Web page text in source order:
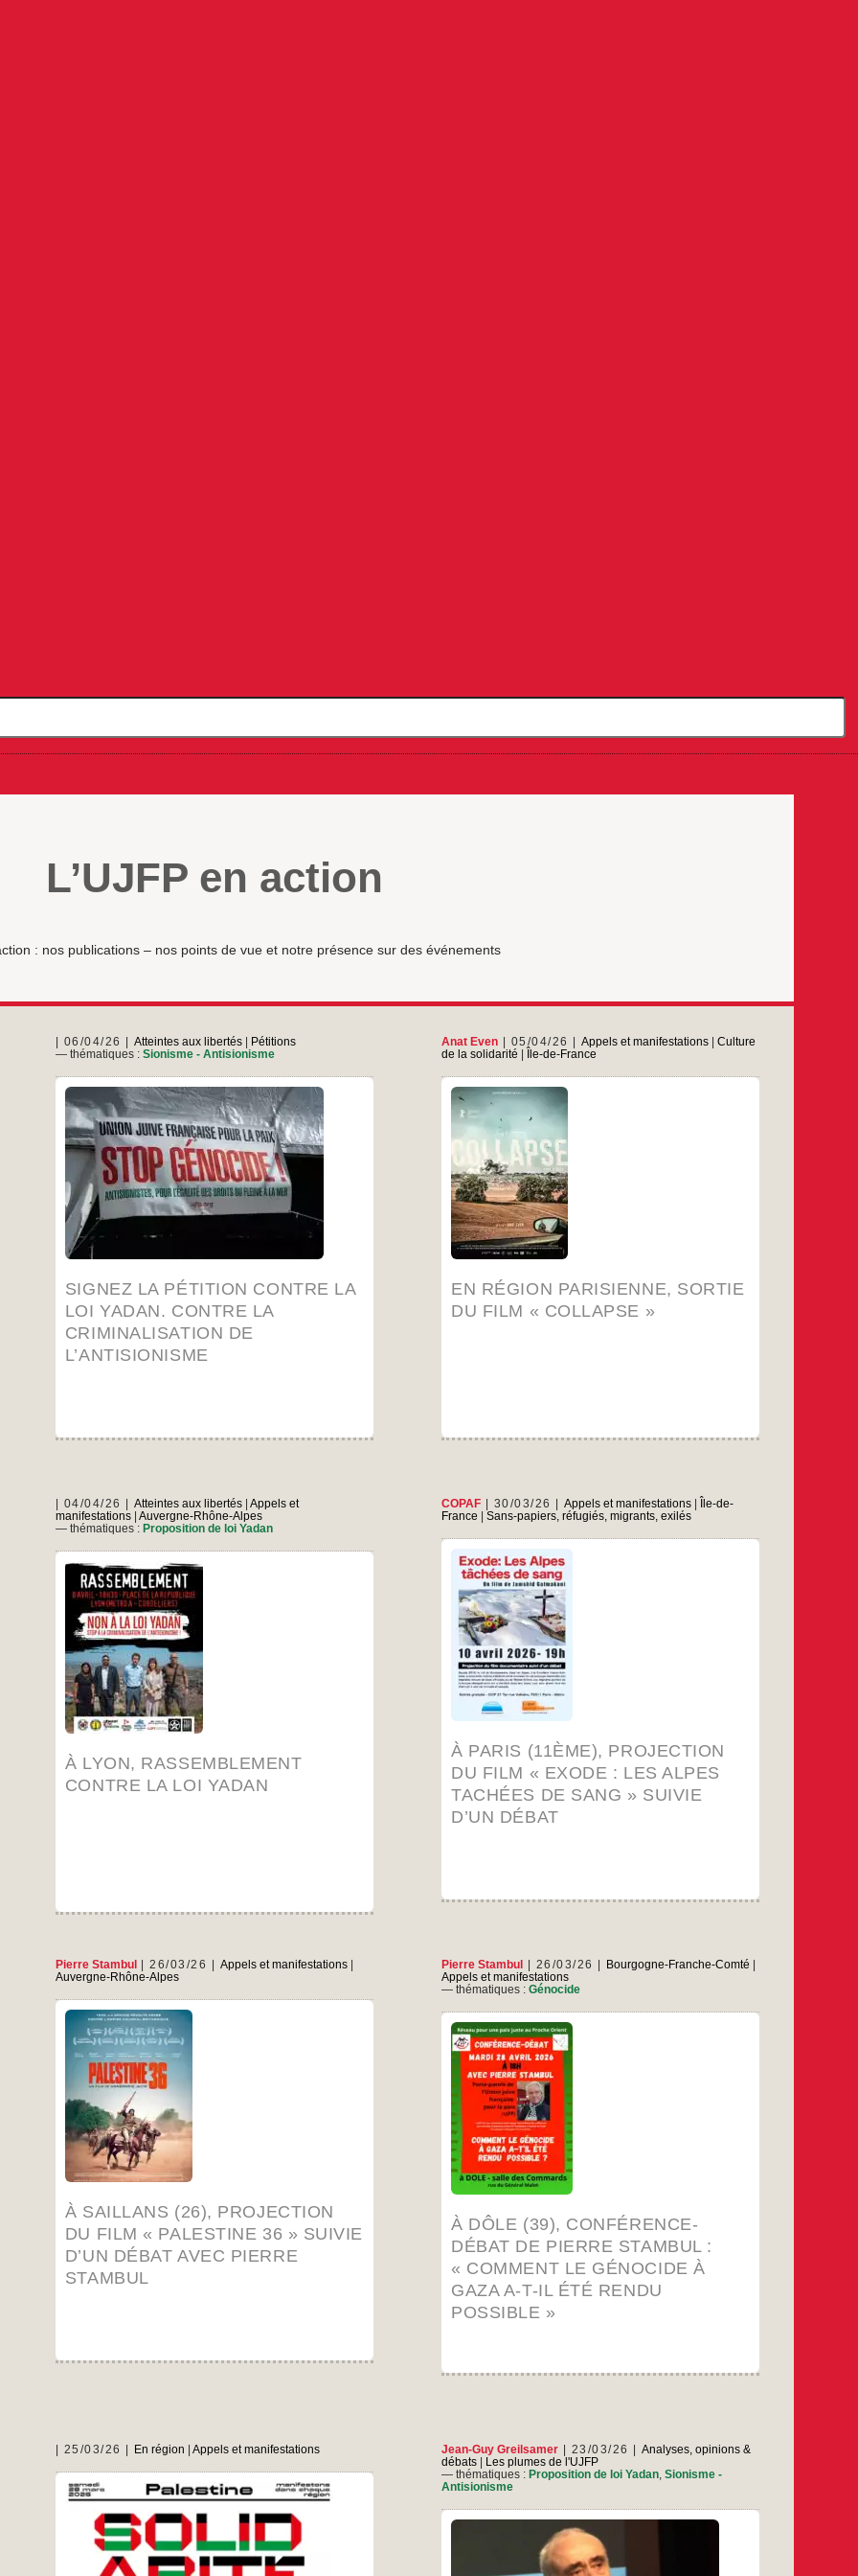
L’UJFP en action
: nos publications – nos points de vue et notre présence sur des événements
06/04/26 Atteintes aux libertés
Pétitions
— thématiques : Sionisme - Antisionisme
SIGNEZ LA PÉTITION CONTRE LA
LOI YADAN. CONTRE LA
CRIMINALISATION DE
L’ANTISIONISME
https://petitions.assemblee-
nationale.fr/initiatives/i-5158 ici La proposition de
loi de la députée Caroline Yadan vise à
criminaliser les critiques de l’État israélien et sa
politique en instrumentalisant la lutte contre
l’antisémitisme. Elle entend forcer les milieux
académiques, médiatiques et citoyens à
l’autocensure alors même que la survie du
peuple palestinien n’a jamais été
…
Signez
pétition
la
loi
Yadan.
Contre
la
criminalisation
Anat Even 05/04/26 Appels et manifestations |Culture
de la solidarité
Île-de-France
EN RÉGION PARISIENNE, SORTIE
DU FILM « COLLAPSE »
Bientôt en salles, ce film dont l’UJFP participe à
la promotion : COLLAPSE (Effondrement) de la
Even (documentaire 2026 / 79’ / hébreu-anglais
VOSTFR / Scénario : Anat Even, Oron Adar,
Ariel Cypel), dans les cinémas le 6 mai
FILMS : https://www.jhrfilms.com/catalogue/collapse
Première mondiale : Festival international du
film de Berlin (Forum) 2026. Ce film a
…
En
région
sortie
du
film
04/04/26 Atteintes aux libertés |Appels et
manifestations| Auvergne-Rhône-Alpes
— thématiques : Proposition de loi Yadan
À LYON, RASSEMBLEMENT
CONTRE LA LOI YADAN
Non à la loi Yadan. Non à la criminalisation de
COPAF 30/03/26 Appels et manifestations
Île-de-
France |Sans-papiers, réfugiés, migrants, exilés
À PARIS (11ÈME), PROJECTION
DU FILM « EXODE : LES ALPES
TACHÉES DE SANG » SUIVIE
D’UN DÉBAT
Le 10 avril 2026 à 19hAu CICP 21ter rue
Pierre Stambul 26/03/26 Appels et manifestations|
Auvergne-Rhône-Alpes
À SAILLANS (26), PROJECTION
DU FILM « PALESTINE 36 » SUIVIE
D’UN DÉBAT AVEC PIERRE
STAMBUL
Dans le cadre du festival « Palestine en vue »
Le 1er avril à 20h Le programme
Pierre Stambul 26/03/26 Bourgogne-Franche-Comté
Appels et manifestations
— thématiques :Génocide
À DÔLE (39), CONFÉRENCE-
DÉBAT DE PIERRE STAMBUL :
« COMMENT LE GÉNOCIDE À
GAZA A-T-IL ÉTÉ RENDU
POSSIBLE »
Mardi 28 avril 2026 à 18hSalle des
CommardsRue du Général Malet
25/03/26 En région |Appels et manifestations
Respect du droit international ; Cessez-le feu
définitif ; Fin du génocide à Gaza ; Fin de
l’occupation, de la colonisation, de l’apartheid ;
Autodétermination du peuple palestinien ; Droit
au retour des réfugiés ; Sanctions contre l’État
Jean-Guy Greilsamer 23/03/26
Analyses, opinions &
débats
Les plumes de l'UJFP
— thématiques : Proposition de loi Yadan ,Sionisme -
Antisionisme
Vous êtes élu nouveau maire de Paris. Le
mercredi soir 18 mars, j’ai suivi avec intérêt sur
BFM TV le débat entre vous, Rachida Dati et